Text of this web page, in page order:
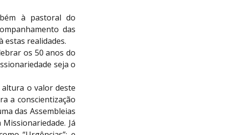
à pastoral do
das
estas realidades.
os 50 anos do
seja o
altura o valor deste
a conscientização
das Assembleias
Já